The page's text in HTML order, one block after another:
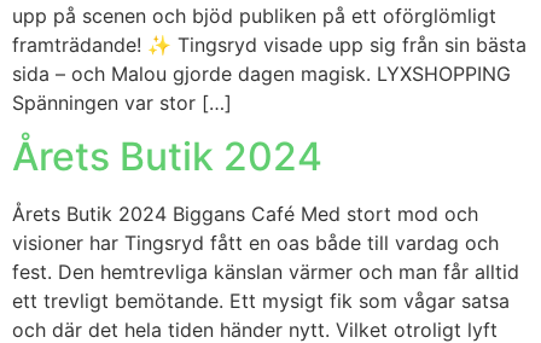
upp på scenen och bjöd publiken på ett oförglömligt
framträdande! ✨ Tingsryd visade upp sig från sin bästa
sida – och Malou gjorde dagen magisk. LYXSHOPPING
Spänningen var stor […]
Årets Butik 2024
Årets Butik 2024 Biggans Café Med stort mod och
visioner har Tingsryd fått en oas både till vardag och
fest. Den hemtrevliga känslan värmer och man får alltid
ett trevligt bemötande. Ett mysigt fik som vågar satsa
och där det hela tiden händer nytt. Vilket otroligt lyft